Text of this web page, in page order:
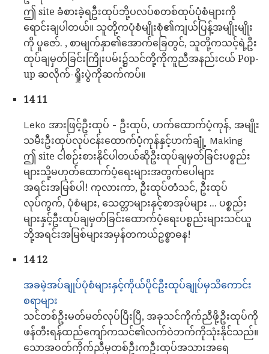
ဤ site ခံစားခဲ့ရဦးထုပ်ဘို့ပလပ်စတစ်ထုပ်ပုံစံများကို
ရောင်းချပါတယ်။ သူတို့ကပုံစံမျိုးစုံ၏ကျယ်ပြန့်အမျိုးမျိုး
ကို ပူဇော်. , စာမျက်နှာ၏အောက်ခြေတွင်, သူတို့ကသင့်ရဲ့ဦး
ထုပ်ချမှတ်ခြင်းကြိုးပမ်း၌သင်တို့ကိုကူညီအနည်းငယ် Pop-
up ဆလိုက်-ရှိုးပွဲကိုဆက်ကပ်။
14 11
Leko အားဖြင့်ဦးထုပ် - ဦးထုပ်, ဟက်ထောက်ပံ့ကုန်, အမျိုး
သမီးဦးထုပ်လုပ်ငန်းထောက်ပံ့ကုန်နှင့်ဟက်ချုံ့ Making
ဤ site ငါစဉ်းစားနိုင်ပါတယ်ဆိုဦးထုပ်ချမှတ်ခြင်းပစ္စည်း
များသို့မဟုတ်ထောက်ပံ့ရေးများအတွက်ပေါများ
အရင်းအမြစ်ပါ! ကုလားကာ, ဦးထုပ်တံသင်, ဦးထုပ်
လုပ်ကွက်, ပုံစံများ, သေတ္တာများနှင့်စာအုပ်များ ... ပစ္စည်း
များနှင့်ဦးထုပ်ချမှတ်ခြင်းထောက်ပံ့ရေးပစ္စည်းများသင်ယူ
ဘို့အရင်းအမြစ်များအမှန်တကယ်ဥစ္စာဓန!
14 12
အခမဲ့အပ်ချုပ်ပုံစံများနှင့်ကိုယ်ပိုင်ဦးထုပ်ချုပ်မှသိကောင်း
စရာများ
သင်တစ်ဦးမတ်မတ်လုပ်ပြီးပြီ, အခုသင်ကိုက်ညီဖို့ဦးထုပ်ကို
ဖန်တီးရန်ထည်ကျော်ကသင်၏လက်ဝဲဘက်ကိုသုံးနိုင်သည်။
သောအဝတ်ကိုက်ညီမှတစ်ဦးကဦးထုပ်အသားအရေ